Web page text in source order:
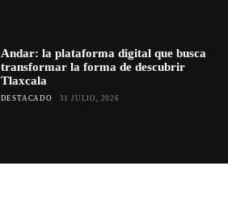
Andar: la plataforma digital que busca
transformar la forma de descubrir
Tlaxcala
DESTACADO 31 JULIO, 2026